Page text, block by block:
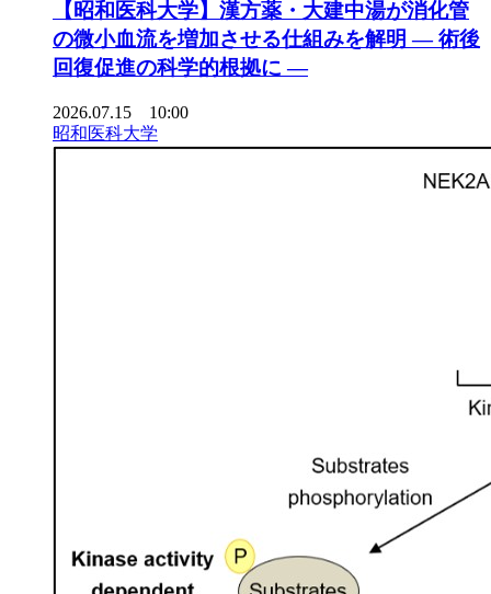
【昭和医科大学】漢方薬・大建中湯が消化管
の微小血流を増加させる仕組みを解明 ― 術後
回復促進の科学的根拠に ―
2026.07.15 10:00
昭和医科大学